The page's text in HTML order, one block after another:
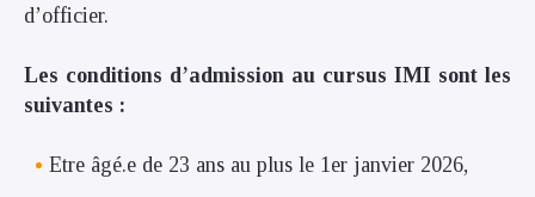
d’officier.
Les conditions d’admission au cursus IMI sont les
suivantes :
Etre âgé.e de 23 ans au plus le 1er janvier 2026,